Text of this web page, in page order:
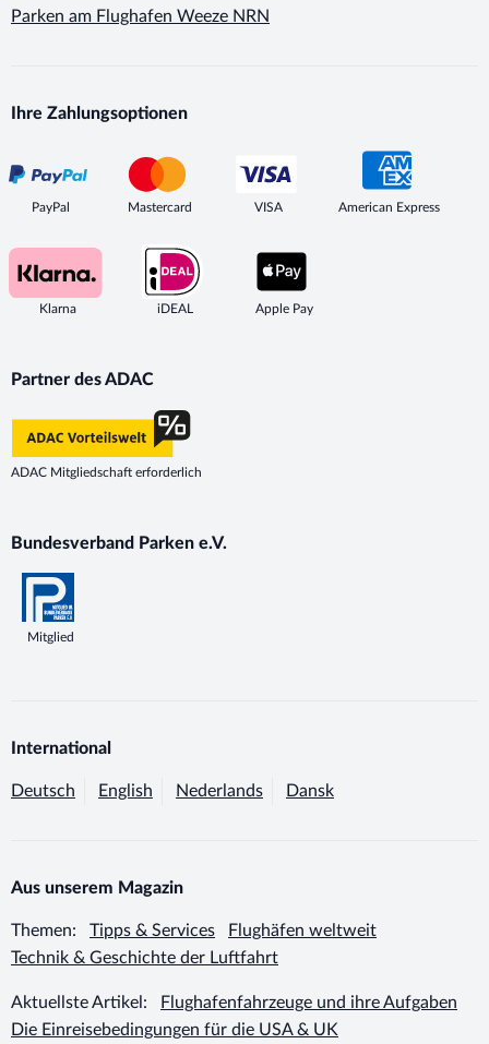
Parken am Flughafen Weeze NRN
Ihre Zahlungsoptionen
PayPal Mastercard VISA American Express
Klarna iDEAL Apple Pay
Partner des ADAC
ADAC Mitgliedschaft erforderlich
Bundesverband Parken e.V.
Mitglied
International
Deutsch English Nederlands Dansk
Aus unserem Magazin
Themen: Tipps & Services
Flughäfen weltweit
Technik & Geschichte der Luftfahrt
Aktuellste Artikel:
Flughafenfahrzeuge und ihre Aufgaben
Die Einreisebedingungen für die USA & UK